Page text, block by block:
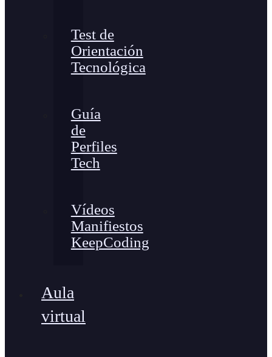
Test de
Orientación
Tecnológica
Guía
de
Perfiles
Tech
Vídeos
Manifiestos
KeepCoding
Aula
virtual